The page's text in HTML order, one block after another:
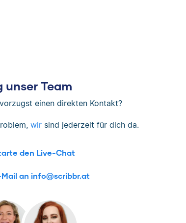
unser Team
einen direkten Kontakt?
wir sind jederzeit für dich da.
den Live-Chat
Mail an info@scribbr.at